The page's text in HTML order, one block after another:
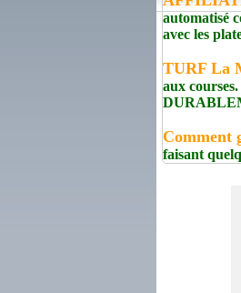
automatisé
avec les
TURF La
aux
Comment
faisant